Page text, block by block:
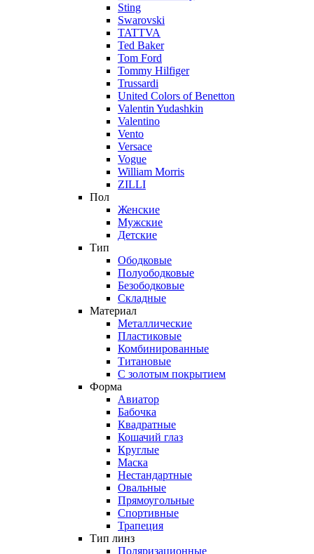
Sting
Swarovski
TATTVA
Ted Baker
Tom Ford
Tommy Hilfiger
Trussardi
United Colors of Benetton
Valentin Yudashkin
Valentino
Vento
Versace
Vogue
William Morris
ZILLI
Пол
Женские
Мужские
Детские
Тип
Ободковые
Полуободковые
Безободковые
Складные
Материал
Металлические
Пластиковые
Комбинированные
Титановые
С золотым покрытием
Форма
Авиатор
Бабочка
Квадратные
Кошачий глаз
Круглые
Маска
Нестандартные
Овальные
Прямоугольные
Спортивные
Трапеция
Тип линз
Поляризационные